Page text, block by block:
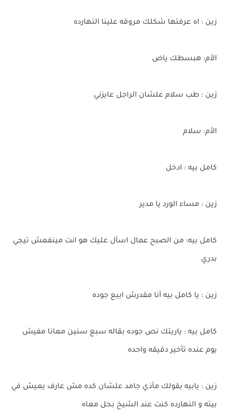
زين : اه عرفتها شكلك مروقه علينا النهارده
الأم: هبسطك ياض
زين : طب سلام علشان الراجل عايزني
الأم: سلام
كامل بيه : ادخل
زين : مساء الورد يا مدير
كامل بيه: من الصبح عمال اسأل عليك هو انت مينفعش تيجي
بدري
زين : يا كامل بيه أنا مقدرش ابيع جوده
كامل بيه : ياريتك نص جوده بقاله سبع سنين معانا مفيش
يوم عنده تأخير دقيقه واحده
زين : يابيه بقولك مأذي جامد علشان كده مش عارف يعيش في
بيته و النهارده كنت عند الشيخ بحل معاه